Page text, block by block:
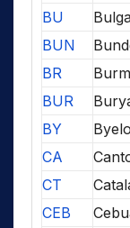
BU
BUN
BR
BUR
BY
CA
CT
CEB